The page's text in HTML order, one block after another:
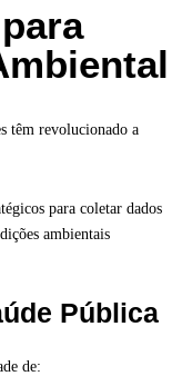
têm revolucionado a
para coletar dados
ambientais
Pública
de: